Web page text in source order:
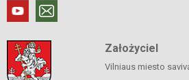
Założyciel
Vilniaus miesto